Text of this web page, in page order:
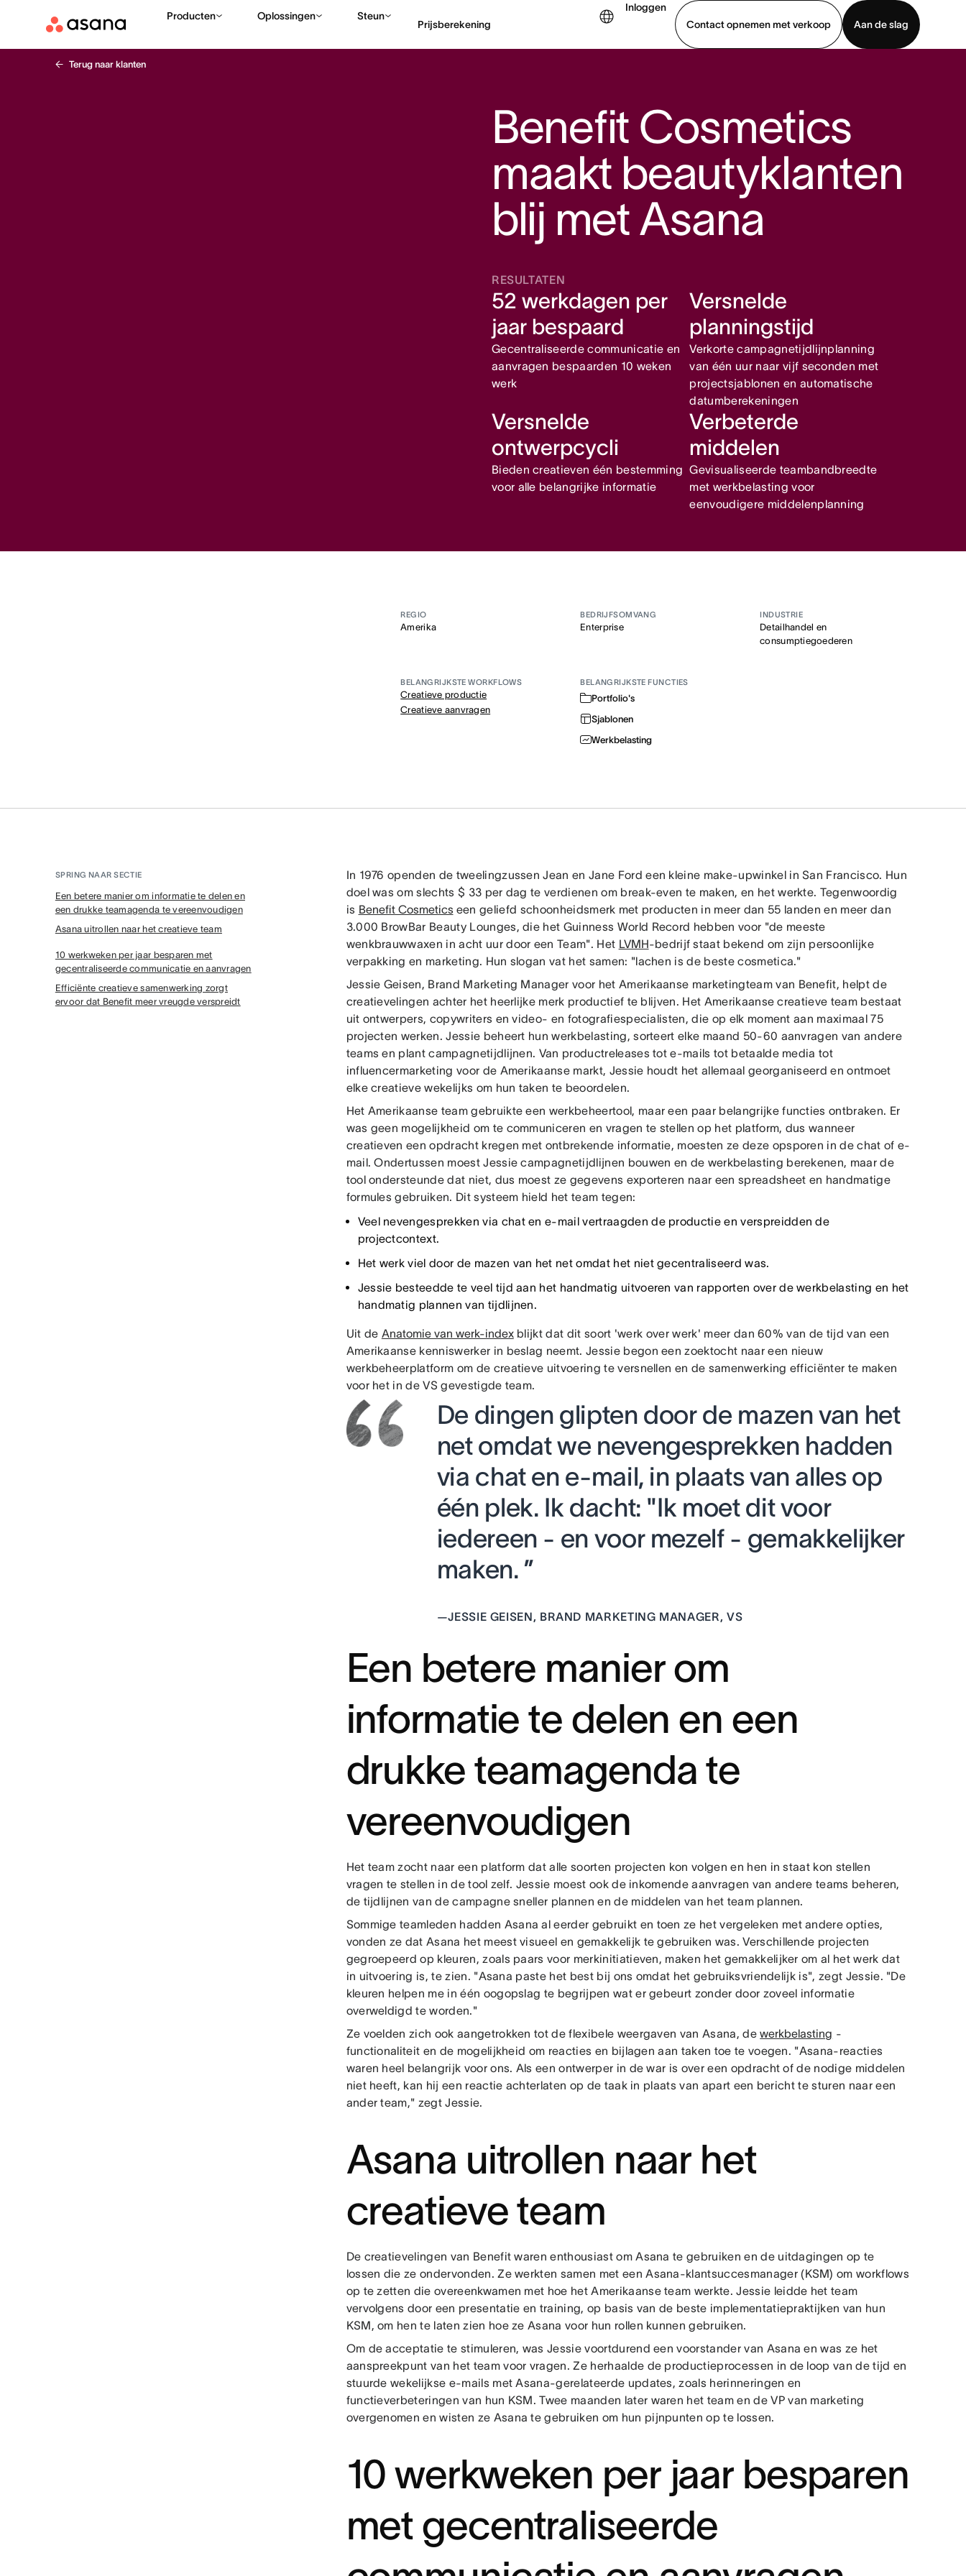
Producten Oplossingen Steun
Prijsberekening
Inloggen
Contact opnemen met verkoop
Aan de slag
Terug naar klanten
Benefit Cosmetics
maakt beautyklanten
blij met Asana
RESULTATEN
52 werkdagen per
jaar bespaard
Gecentraliseerde communicatie en
aanvragen bespaarden 10 weken
werk
Versnelde
planningstijd
Verkorte campagnetijdlijnplanning
van één uur naar vijf seconden met
projectsjablonen en automatische
datumberekeningen
Versnelde
ontwerpcycli
Bieden creatieven één bestemming
voor alle belangrijke informatie
Verbeterde
middelen
Gevisualiseerde teambandbreedte
met werkbelasting voor
eenvoudigere middelenplanning
REGIO
Amerika
BEDRIJFSOMVANG
Enterprise
INDUSTRIE
Detailhandel en
consumptiegoederen
BELANGRIJKSTE WORKFLOWS
Creatieve productie
Creatieve aanvragen
BELANGRIJKSTE FUNCTIES
Portfolio's
Sjablonen
Werkbelasting
SPRING NAAR SECTIE
Een betere manier om informatie te delen en
een drukke teamagenda te vereenvoudigen
Asana uitrollen naar het creatieve team
10 werkweken per jaar besparen met
gecentraliseerde communicatie en aanvragen
Efficiënte creatieve samenwerking zorgt
ervoor dat Benefit meer vreugde verspreidt
In 1976 openden de tweelingzussen Jean en Jane Ford een kleine make-upwinkel in San Francisco. Hun
doel was om slechts $ 33 per dag te verdienen om break-even te maken, en het werkte. Tegenwoordig
is Benefit Cosmetics een geliefd schoonheidsmerk met producten in meer dan 55 landen en meer dan
3.000 BrowBar Beauty Lounges, die het Guinness World Record hebben voor "de meeste
wenkbrauwwaxen in acht uur door een Team". Het LVMH-bedrijf staat bekend om zijn persoonlijke
verpakking en marketing. Hun slogan vat het samen: "lachen is de beste cosmetica."
Jessie Geisen, Brand Marketing Manager voor het Amerikaanse marketingteam van Benefit, helpt de
creatievelingen achter het heerlijke merk productief te blijven. Het Amerikaanse creatieve team bestaat
uit ontwerpers, copywriters en video- en fotografiespecialisten, die op elk moment aan maximaal 75
projecten werken. Jessie beheert hun werkbelasting, sorteert elke maand 50-60 aanvragen van andere
teams en plant campagnetijdlijnen. Van productreleases tot e-mails tot betaalde media tot
influencermarketing voor de Amerikaanse markt, Jessie houdt het allemaal georganiseerd en ontmoet
elke creatieve wekelijks om hun taken te beoordelen.
Het Amerikaanse team gebruikte een werkbeheertool, maar een paar belangrijke functies ontbraken. Er
was geen mogelijkheid om te communiceren en vragen te stellen op het platform, dus wanneer
creatieven een opdracht kregen met ontbrekende informatie, moesten ze deze opsporen in de chat of e-
mail. Ondertussen moest Jessie campagnetijdlijnen bouwen en de werkbelasting berekenen, maar de
tool ondersteunde dat niet, dus moest ze gegevens exporteren naar een spreadsheet en handmatige
formules gebruiken. Dit systeem hield het team tegen:
Veel nevengesprekken via chat en e-mail vertraagden de productie en verspreidden de
projectcontext.
Het werk viel door de mazen van het net omdat het niet gecentraliseerd was.
Jessie besteedde te veel tijd aan het handmatig uitvoeren van rapporten over de werkbelasting en het
handmatig plannen van tijdlijnen.
Uit de Anatomie van werk-indexblijkt dat dit soort 'werk over werk' meer dan 60% van de tijd van een
Amerikaanse kenniswerker in beslag neemt. Jessie begon een zoektocht naar een nieuw
werkbeheerplatform om de creatieve uitvoering te versnellen en de samenwerking efficiënter te maken
voor het in de VS gevestigde team.
De dingen glipten door de mazen van het
net omdat we nevengesprekken hadden
via chat en e-mail, in plaats van alles op
één plek. Ik dacht: "Ik moet dit voor
iedereen - en voor mezelf - gemakkelijker
maken. ”
—JESSIE GEISEN, BRAND MARKETING MANAGER, VS
Een betere manier om
informatie te delen en een
drukke teamagenda te
vereenvoudigen
Het team zocht naar een platform dat alle soorten projecten kon volgen en hen in staat kon stellen
vragen te stellen in de tool zelf. Jessie moest ook de inkomende aanvragen van andere teams beheren,
de tijdlijnen van de campagne sneller plannen en de middelen van het team plannen.
Sommige teamleden hadden Asana al eerder gebruikt en toen ze het vergeleken met andere opties,
vonden ze dat Asana het meest visueel en gemakkelijk te gebruiken was. Verschillende projecten
gegroepeerd op kleuren, zoals paars voor merkinitiatieven, maken het gemakkelijker om al het werk dat
in uitvoering is, te zien. "Asana paste het best bij ons omdat het gebruiksvriendelijk is", zegt Jessie. "De
kleuren helpen me in één oogopslag te begrijpen wat er gebeurt zonder door zoveel informatie
overweldigd te worden."
Ze voelden zich ook aangetrokken tot de flexibele weergaven van Asana, dewerkbelasting -
functionaliteit en de mogelijkheid om reacties en bijlagen aan taken toe te voegen. "Asana-reacties
waren heel belangrijk voor ons. Als een ontwerper in de war is over een opdracht of de nodige middelen
niet heeft, kan hij een reactie achterlaten op de taak in plaats van apart een bericht te sturen naar een
ander team," zegt Jessie.
Asana uitrollen naar het
creatieve team
De creatievelingen van Benefit waren enthousiast om Asana te gebruiken en de uitdagingen op te
lossen die ze ondervonden. Ze werkten samen met een Asana-klantsuccesmanager (KSM) om workflows
op te zetten die overeenkwamen met hoe het Amerikaanse team werkte. Jessie leidde het team
vervolgens door een presentatie en training, op basis van de beste implementatiepraktijken van hun
KSM, om hen te laten zien hoe ze Asana voor hun rollen kunnen gebruiken.
Om de acceptatie te stimuleren, was Jessie voortdurend een voorstander van Asana en was ze het
aanspreekpunt van het team voor vragen. Ze herhaalde de productieprocessen in de loop van de tijd en
stuurde wekelijkse e-mails met Asana-gerelateerde updates, zoals herinneringen en
functieverbeteringen van hun KSM. Twee maanden later waren het team en de VP van marketing
overgenomen en wisten ze Asana te gebruiken om hun pijnpunten op te lossen.
10 werkweken per jaar besparen
met gecentraliseerde